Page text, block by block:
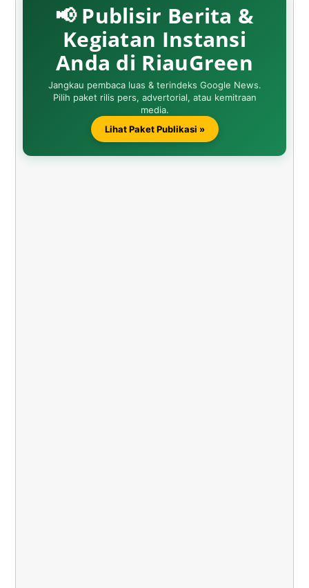
📢 Publisir Berita &
Kegiatan Instansi
Anda di RiauGreen
Jangkau pembaca luas & terindeks Google News.
Pilih paket rilis pers, advertorial, atau kemitraan
media.
Lihat Paket Publikasi »